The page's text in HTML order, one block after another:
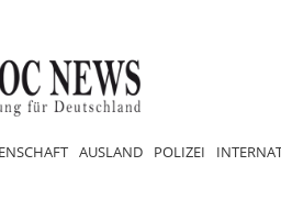
AUSLAND POLIZEI